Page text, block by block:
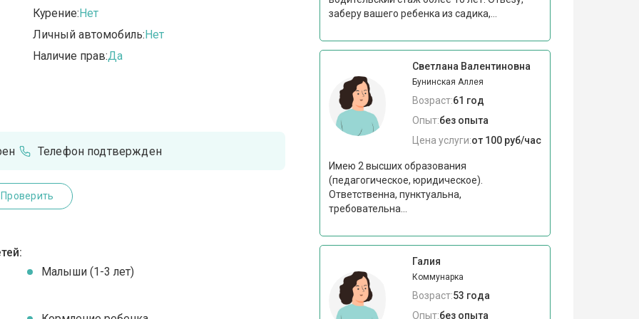
Курение:Нет
Личный автомобиль:Нет
Наличие прав:Да
Телефон подтвержден
Проверить
Малыши (1-3 лет)
заберу вашего ребенка из садика,...
Светлана Валентиновна
Бунинская Аллея
Возраст:61 год
Опыт:без опыта
Цена услуги:от 100 руб/час
Имею 2 высших образования
(педагогическое, юридическое).
Ответственна, пунктуальна,
требовательна...
Галия
Коммунарка
Возраст:53 года
Опыт:без опыта